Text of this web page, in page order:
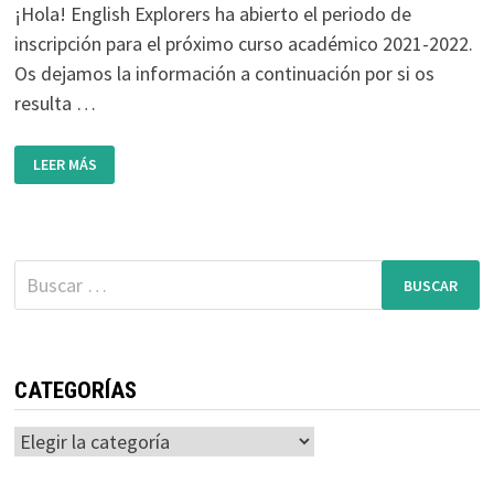
¡Hola! English Explorers ha abierto el periodo de
inscripción para el próximo curso académico 2021-2022.
Os dejamos la información a continuación por si os
resulta …
INSCRIPCIONES
ABIERTAS
PARA
LEER MÁS
Buscar:
CATEGORÍAS
Categorías